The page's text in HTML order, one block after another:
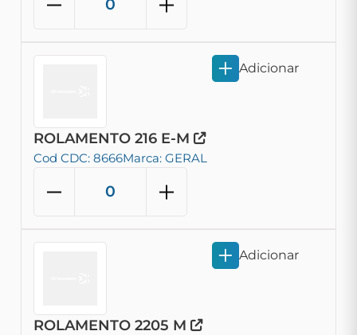
ROLAMENTO 216 E-M
Cod CDC: 8666Marca: GERAL
Adicionar
ROLAMENTO 2205 M
Adicionar